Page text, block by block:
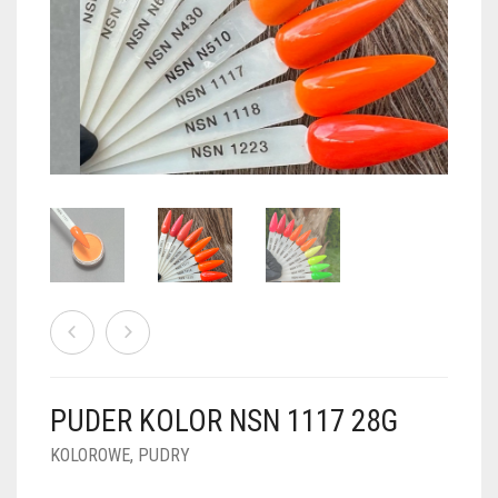
PUDRY BROKATOWE
PUDRY Z DROBINKAMI
PUDRY KOLOR PUR
PUDRY BUDUJĄCE
PUDRY DO FRENCH
PUDRY GALAXY
PUDRY SPARKLE
PUDRY TERMICZNE
PUDRY ŚWIECĄCE
FOIL DIP
PUDER KOLOR NSN 1117 28G
KOLOROWE, PUDRY